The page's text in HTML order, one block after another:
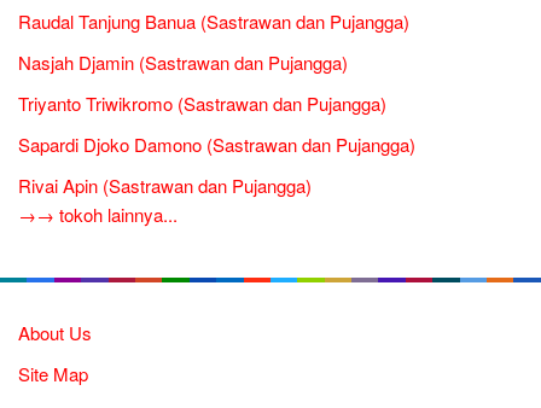
Raudal Tanjung Banua (Sastrawan dan Pujangga)
Nasjah Djamin (Sastrawan dan Pujangga)
Triyanto Triwikromo (Sastrawan dan Pujangga)
Sapardi Djoko Damono (Sastrawan dan Pujangga)
Rivai Apin (Sastrawan dan Pujangga)
→→ tokoh lainnya...
About Us
Site Map